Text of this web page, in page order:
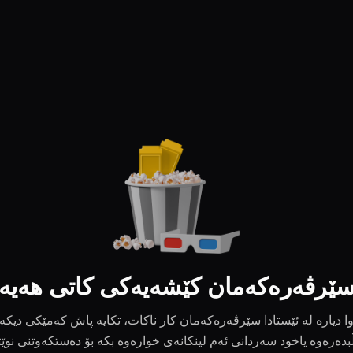
کێشەیەکی کاتی
وا دیارە لە ئێستادا سێرڤەرەکەمان کار ناکات، تکایە پاش کەمێکی دیکە
یاخود سەردانی ئەم لینکانەی خوارەوە بکە بۆ دەستکەوتنی